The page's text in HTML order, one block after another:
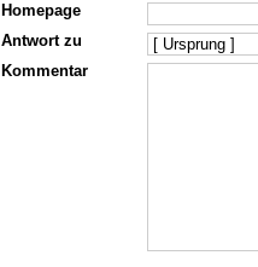
Homepage
Antwort zu
Kommentar